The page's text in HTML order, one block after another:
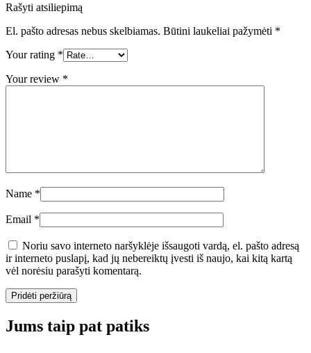
Rašyti atsiliepimą
El. pašto adresas nebus skelbiamas. Būtini laukeliai pažymėti *
Your rating *
Your review *
Name *
Email *
Noriu savo interneto naršyklėje išsaugoti vardą, el. pašto adresą
ir interneto puslapį, kad jų nebereiktų įvesti iš naujo, kai kitą kartą
vėl norėsiu parašyti komentarą.
Jums taip pat patiks